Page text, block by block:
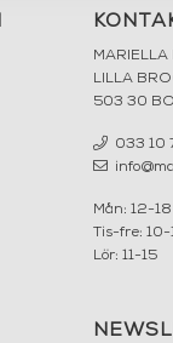
MARIELLA
LILLA
503 30
033 10
Mån: 12-18
Tis-fre: 10-
Lör: 11-15